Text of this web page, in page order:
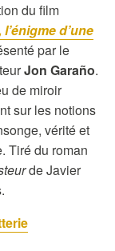
du film
d’une
par le
Jon Garaño.
de miroir
sur les notions
vérité et
Tiré du roman
de Javier